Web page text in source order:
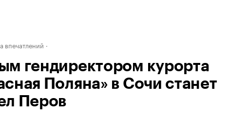
впечатлений
гендиректором курорта
Поляна» в Сочи станет
Перов